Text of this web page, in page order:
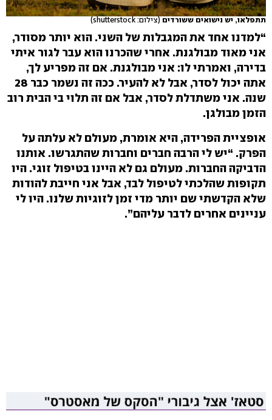
תתפלאו, יש נישואים ששורדים (צילום: shutterstock)
“למדנו אחד את המגבלות של השני. הוא יותר מסודר,
אני מאוד מבולגנת. אחרי שהכרנו הוא עבר לגור איתי
בדירה, ואמרתי לו: אני מבולגנת. אם זה מפריע לך,
אתה יכול לסדר, אבל לא להעיר. ככה זה נשמר כבר 28
שנה. אני משתדלת לסדר, אבל אם זה תלוי בי הבית רוב
הזמן מבולגן.
אופציית הפרידה, היא אומרת, מעולם לא עלתה על
הפרק. “יש לי הרבה חברים וחברות שהתגרשו. אותנו
הדביקה החברות. מעולם גם לא היינו בטיפול זוגי. היו
תקופות שהלכתי לטיפול לבד, אבל אני חייבת להודות
שלא הקדשתי שם יותר מדי זמן לזוגיות שלנו. היו לי
עניינים אחרים לדבר עליהם”.